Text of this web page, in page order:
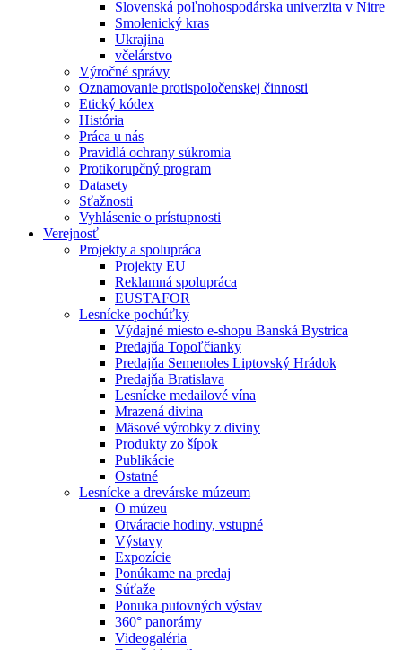
Slovenská poľnohospodárska univerzita v Nitre
Smolenický kras
Ukrajina
včelárstvo
Výročné správy
Oznamovanie protispoločenskej činnosti
Etický kódex
História
Práca u nás
Pravidlá ochrany súkromia
Protikorupčný program
Datasety
Sťažnosti
Vyhlásenie o prístupnosti
Verejnosť
Projekty a spolupráca
Projekty EU
Reklamná spolupráca
EUSTAFOR
Lesnícke pochúťky
Výdajné miesto e-shopu Banská Bystrica
Predajňa Topoľčianky
Predajňa Semenoles Liptovský Hrádok
Predajňa Bratislava
Lesnícke medailové vína
Mrazená divina
Mäsové výrobky z diviny
Produkty zo šípok
Publikácie
Ostatné
Lesnícke a drevárske múzeum
O múzeu
Otváracie hodiny, vstupné
Výstavy
Expozície
Ponúkame na predaj
Súťaže
Ponuka putovných výstav
360° panorámy
Videogaléria